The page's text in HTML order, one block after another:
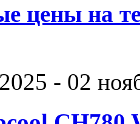
цены на
- 02